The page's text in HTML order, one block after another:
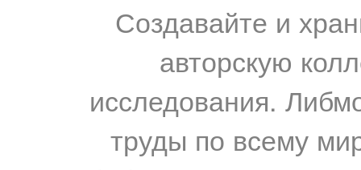
Создавайте и
авторскую
исследования.
труды по всему